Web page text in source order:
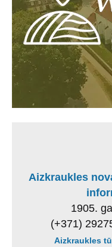
Aizkraukles
1905.
(+371)
Aizkraukles